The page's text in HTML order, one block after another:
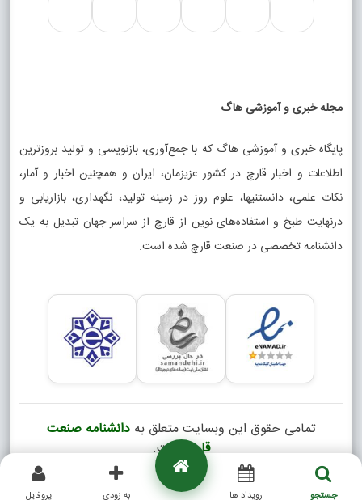
مجله خبری و آموزشی هاگ
پایگاه خبری و آموزشی هاگ که با جمع‌آوری، بازنویسی و تولید بروزترین
اطلاعات و اخبار قارچ در کشور عزیزمان، ایران و همچنین اخبار و آمار،
نکات علمی، دانستنیها، علوم روز در زمینه تولید، نگهداری، بازاریابی و
درنهایت طبخ و استفاده‌های نوین از قارچ از سراسر جهان تبدیل به یک
دانشنامه تخصصی در صنعت قارچ شده است.
تمامی حقوق این وبسایت متعلق بهدانشنامه صنعت
قارچ است.
Copyright © 2026
جستجو رویداد ها به زودی پروفایل